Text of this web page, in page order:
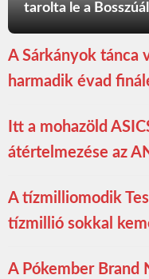
tarolta le a
A Sárkányok tánca
harmadik évad
Itt a mohazöld
átértelmezése az
A tízmilliomodik
tízmillió sokkal
A Pókember Brand